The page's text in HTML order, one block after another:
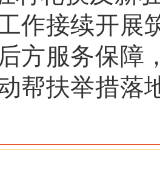
作接续开展
方服务保障
帮扶举措落